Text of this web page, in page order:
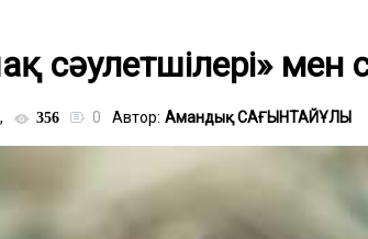
сәулетшілері»
356 0 Автор: Амандық САҒЫНТАЙҰЛЫ